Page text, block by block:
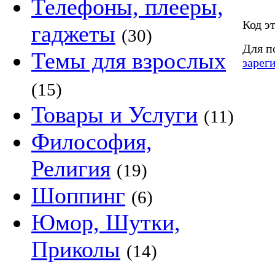
Телефоны, плееры,
гаджеты (30)
Темы для взрослых
(15)
Товары и Услуги (11)
Философия,
Религия (19)
Шоппинг (6)
Юмор, Шутки,
Приколы (14)
Код
Для